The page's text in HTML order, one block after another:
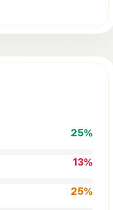
25%
13%
25%